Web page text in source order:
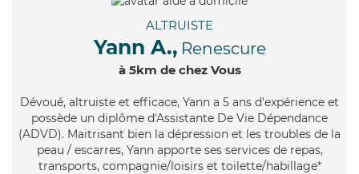
ALTRUISTE
Yann A., Renescure
à 5km de chez Vous
Dévoué, altruiste et efficace, Yann a 5 ans d'expérience et
possède un diplôme d'Assistante De Vie Dépendance
(ADVD). Maitrisant bien la dépression et les troubles de la
peau / escarres, Yann apporte ses services de repas,
transports, compagnie/loisirs et toilette/habillage*